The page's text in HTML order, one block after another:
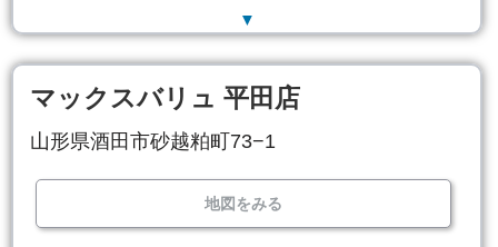
▼
マックスバリュ 平田店
山形県酒田市砂越粕町73−1
地図をみる